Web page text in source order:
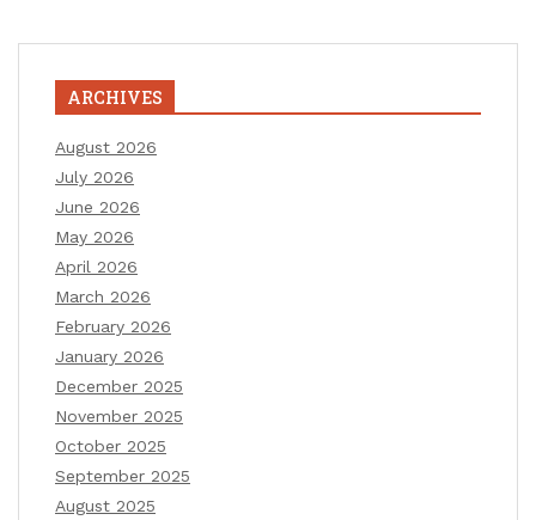
ARCHIVES
August 2026
July 2026
June 2026
May 2026
April 2026
March 2026
February 2026
January 2026
December 2025
November 2025
October 2025
September 2025
August 2025